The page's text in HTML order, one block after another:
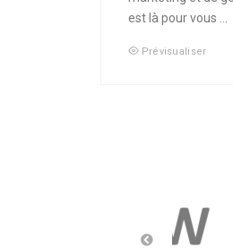
est là pour vous ...
Prévisualiser